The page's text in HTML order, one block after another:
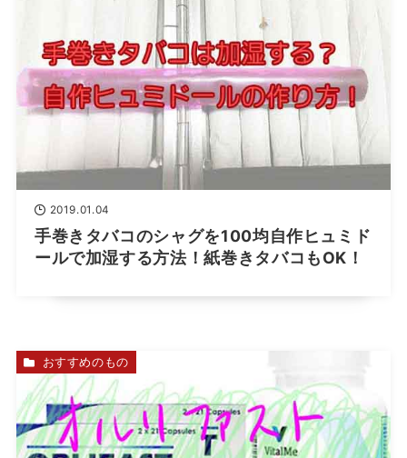
2019.01.04
手巻きタバコのシャグを100均自作ヒュミド
ールで加湿する方法！紙巻きタバコもOK！
おすすめのもの